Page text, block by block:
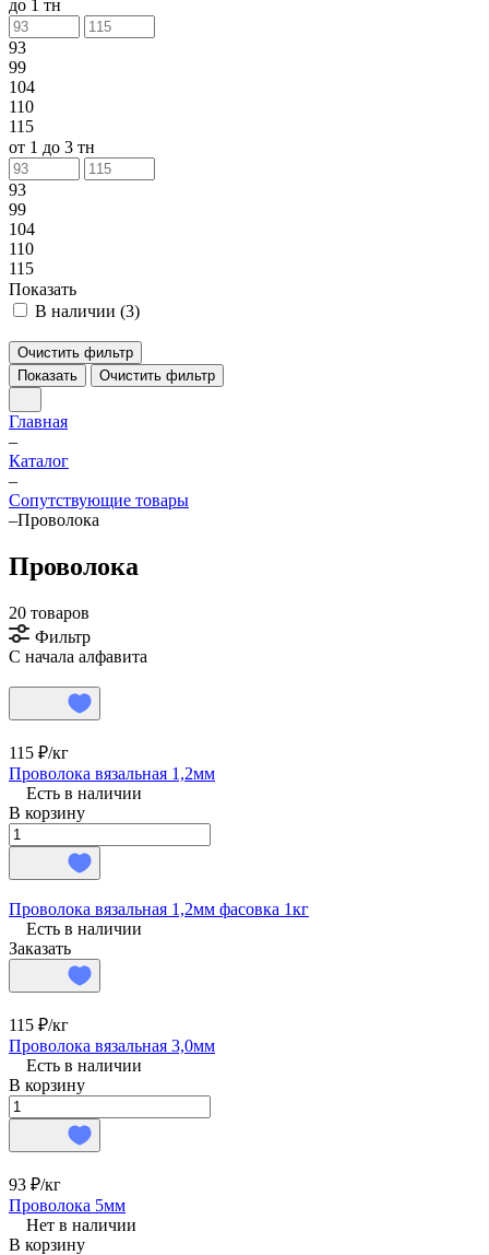
до 1 тн
93
99
104
110
115
от 1 до 3 тн
93
99
104
110
115
Показать
В наличии (3)
Очистить фильтр
Показать
Очистить фильтр
Главная
–
Каталог
–
Сопутствующие товары
–Проволока
Проволока
20 товаров
Фильтр
С начала алфавита
115 ₽/кг
Проволока вязальная 1,2мм
Есть в наличии
В корзину
Проволока вязальная 1,2мм фасовка 1кг
Есть в наличии
Заказать
115 ₽/кг
Проволока вязальная 3,0мм
Есть в наличии
В корзину
93 ₽/кг
Проволока 5мм
Нет в наличии
В корзину